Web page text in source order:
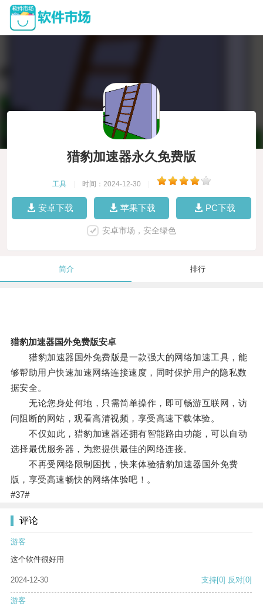
猎豹加速器永久免费版
工具 时间：2024-12-30
安卓下载 苹果下载 PC下载
安卓市场，安全绿色
简介 排行
猎豹加速器国外免费版安卓
猎豹加速器国外免费版是一款强大的网络加速工具，能
够帮助用户快速加速网络连接速度，同时保护用户的隐私数
据安全。
无论您身处何地，只需简单操作，即可畅游互联网，访
问阻断的网站，观看高清视频，享受高速下载体验。
不仅如此，猎豹加速器还拥有智能路由功能，可以自动
选择最优服务器，为您提供最佳的网络连接。
不再受网络限制困扰，快来体验猎豹加速器国外免费
版，享受高速畅快的网络体验吧！。
#37#
评论
游客
这个软件很好用
2024-12-30 支持[0] 反对[0]
游客